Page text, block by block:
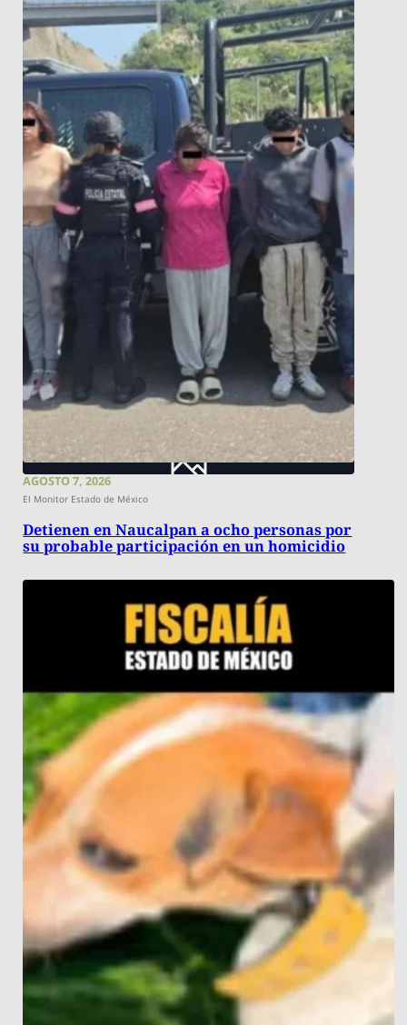
AGOSTO 7, 2026
El Monitor Estado de México
Detienen en Naucalpan a ocho personas por
su probable participación en un homicidio